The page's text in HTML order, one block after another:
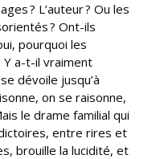
? L’auteur ? Ou les
? Ont-ils
pourquoi les
Y a-t-il vraiment
dévoile jusqu’à
on se raisonne,
le drame familial qui
entre rires et
brouille la lucidité, et